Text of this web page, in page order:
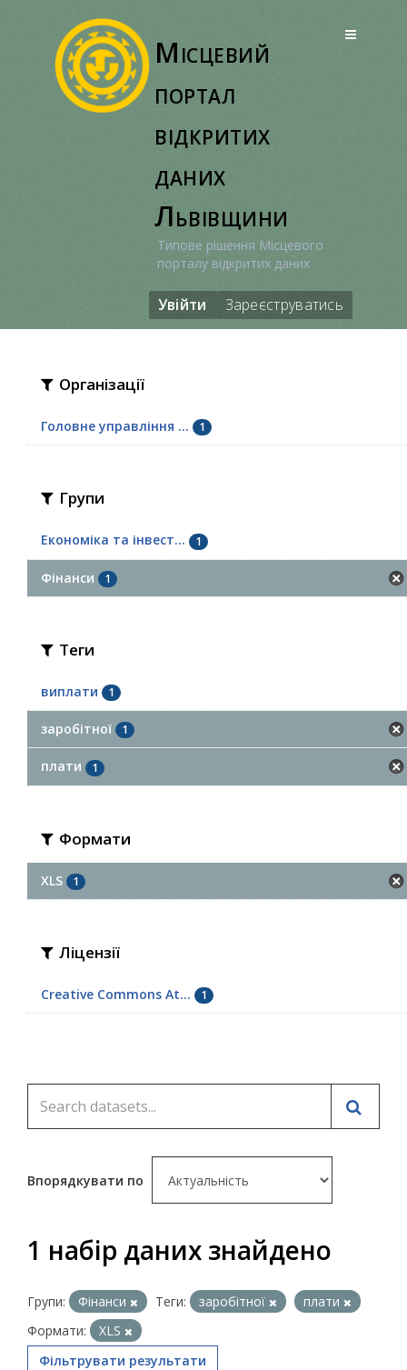
Місцевий
портал
відкритих
даних
Львівщини
Типове рішення Місцевого
порталу відкритих даних
Увійти Зареєструватись
Організації
Головне управління ... 1
Групи
Економіка та інвест... 1
Фінанси 1
Теги
виплати 1
заробітної 1
плати 1
Формати
XLS 1
Ліцензії
Creative Commons At... 1
Впорядкувати по
1 набір даних знайдено
Групи: Фінанси Теги: заробітної
плати
Формати:
XLS
Фільтрувати результати